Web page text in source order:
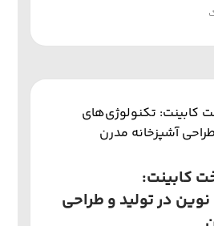
کابینت:
در تولید و طراحی